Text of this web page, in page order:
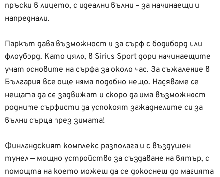
пръски в лицето, с идеални вълни – за начинаещи и
напреднали.
Паркът дава възможност и за сърф с бодиборд или
флоуборд. Като цяло, в Sirius Sport дори начинаещите
учат основите на сърфа за около час. За съжаление в
България все още няма подобно нещо. Надяваме се
нещата да се задвижат и скоро да има възможност
родните сърфисти да успокоят зажаднелите си за
вълни сърца през зимата!
Финландският комплекс разполага и с въздушен
тунел — мощно устройство за създаване на вятър, с
помощта на което можеш да се докоснеш до магията